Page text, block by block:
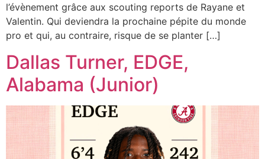
l’évènement grâce aux scouting reports de Rayane et
Valentin. Qui deviendra la prochaine pépite du monde
pro et qui, au contraire, risque de se planter […]
Dallas Turner, EDGE,
Alabama (Junior)